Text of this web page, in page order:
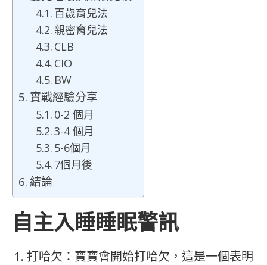
百歲育兒法
親密育兒法
CLB
CIO
BW
實戰經驗分享
0-2 個月
3-4 個月
5-6個月
7個月後
結論
自主入睡睡眠警訊
打哈欠：寶寶會開始打哈欠，這是一個表明